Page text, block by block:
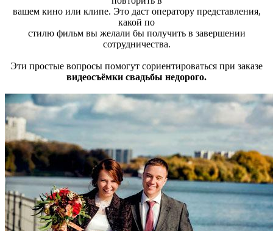
вашем кино или клипе. Это даст оператору представления,
какой по
стилю фильм вы желали бы получить в завершении
сотрудничества.
Эти простые вопросы помогут сориентироваться при заказе
видеосъёмки свадьбы недорого.